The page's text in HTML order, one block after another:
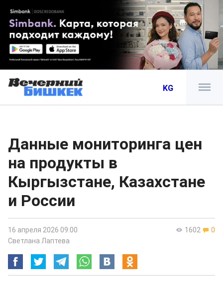
KG
Данные мониторинга цен
на продукты в
Кыргызстане, Казахстане
и России
1602 0
16 апреля 2026 09:00
Светлана Лаптева